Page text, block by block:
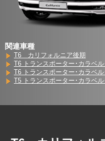
関連車種
T6 カリフォルニア後期
T6 トランスポーター･カラベ
T6 トランスポーター･カラベ
T5 トランスポーター･カラベ